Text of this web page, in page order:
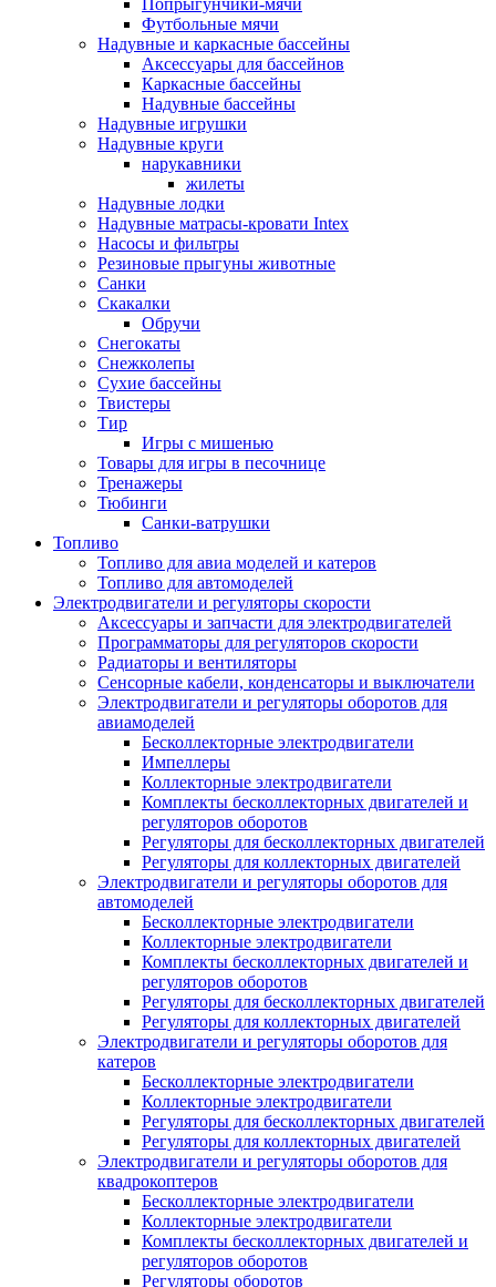
Попрыгунчики-мячи
Футбольные мячи
Надувные и каркасные бассейны
Аксессуары для бассейнов
Каркасные бассейны
Надувные бассейны
Надувные игрушки
Надувные круги
нарукавники
жилеты
Надувные лодки
Надувные матрасы-кровати Intex
Насосы и фильтры
Резиновые прыгуны животные
Санки
Скакалки
Обручи
Снегокаты
Снежколепы
Сухие бассейны
Твистеры
Тир
Игры с мишенью
Товары для игры в песочнице
Тренажеры
Тюбинги
Санки-ватрушки
Топливо
Топливо для авиа моделей и катеров
Топливо для автомоделей
Электродвигатели и регуляторы скорости
Аксессуары и запчасти для электродвигателей
Программаторы для регуляторов скорости
Радиаторы и вентиляторы
Сенсорные кабели, конденсаторы и выключатели
Электродвигатели и регуляторы оборотов для
авиамоделей
Бесколлекторные электродвигатели
Импеллеры
Коллекторные электродвигатели
Комплекты бесколлекторных двигателей и
регуляторов оборотов
Регуляторы для бесколлекторных двигателей
Регуляторы для коллекторных двигателей
Электродвигатели и регуляторы оборотов для
автомоделей
Бесколлекторные электродвигатели
Коллекторные электродвигатели
Комплекты бесколлекторных двигателей и
регуляторов оборотов
Регуляторы для бесколлекторных двигателей
Регуляторы для коллекторных двигателей
Электродвигатели и регуляторы оборотов для
катеров
Бесколлекторные электродвигатели
Коллекторные электродвигатели
Регуляторы для бесколлекторных двигателей
Регуляторы для коллекторных двигателей
Электродвигатели и регуляторы оборотов для
квадрокоптеров
Бесколлекторные электродвигатели
Коллекторные электродвигатели
Комплекты бесколлекторных двигателей и
регуляторов оборотов
Регуляторы оборотов